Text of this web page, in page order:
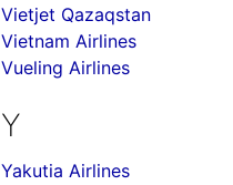
Vietjet Qazaqstan
Vietnam Airlines
Vueling Airlines
Y
Yakutia Airlines